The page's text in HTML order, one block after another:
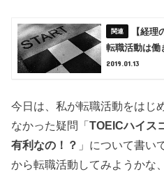
【経
転職活動は働
2019.01.13
今日は、私が転職活動をはじ
なかった疑問「TOEICハイス
有利なの！？ 」について書い
から転職活動してみようかな